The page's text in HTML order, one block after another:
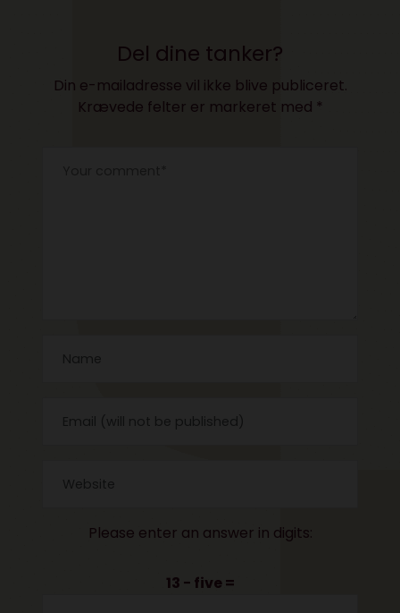
Del dine tanker?
Din e-mailadresse vil ikke blive publiceret.
Krævede felter er markeret med *
Please enter an answer in digits:
13 − five =